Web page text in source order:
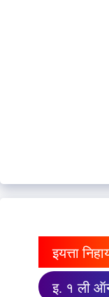
इयत्ता
इ. १ ली